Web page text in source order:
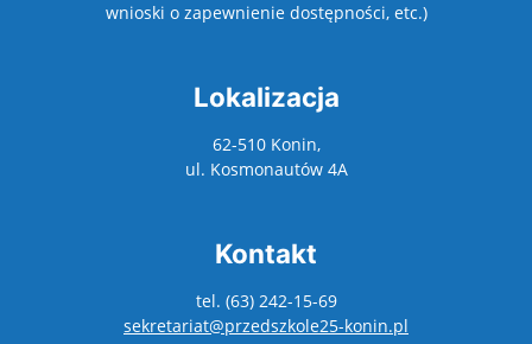
wnioski o zapewnienie dostępności, etc.)
Lokalizacja
62-510 Konin,
ul. Kosmonautów 4A
Kontakt
tel. (63) 242-15-69
sekretariat@przedszkole25-konin.pl